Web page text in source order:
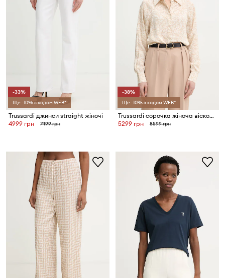
-33%
Ще -10% з кодом WEB*
Trussardi джинси straight жіночі
4999 грн
7499 грн
-38%
Ще -10% з кодом WEB*
Trussardi сорочка жіноча віскозна
5299 грн
8599 грн